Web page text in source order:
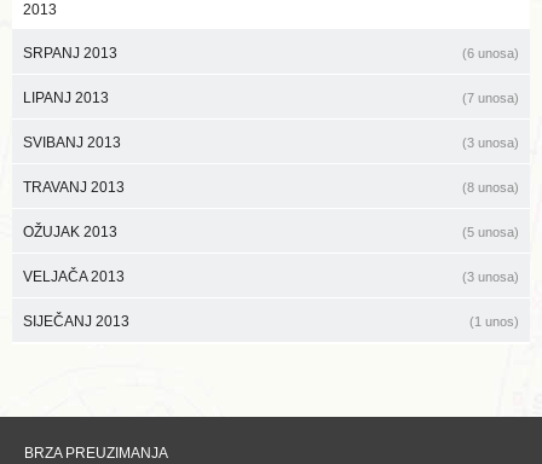
2013
SRPANJ 2013 (6 unosa)
LIPANJ 2013 (7 unosa)
SVIBANJ 2013 (3 unosa)
TRAVANJ 2013 (8 unosa)
OŽUJAK 2013 (5 unosa)
VELJAČA 2013 (3 unosa)
SIJEČANJ 2013 (1 unos)
BRZA PREUZIMANJA